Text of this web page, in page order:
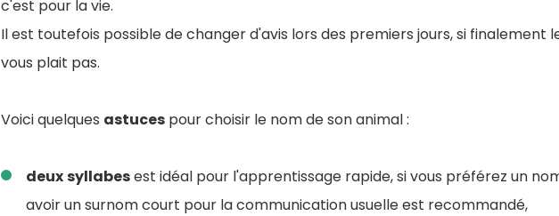
c'est pour la vie.
Il est toutefois possible de changer d'avis lors des premiers jours, si finalement
vous plait pas.
Voici quelques astuces pour choisir le nom de son animal :
deuxsyllabesest idéal pour l'apprentissage rapide, si vous préférez un
avoir un surnom court pour la communication usuelle est recommandé,